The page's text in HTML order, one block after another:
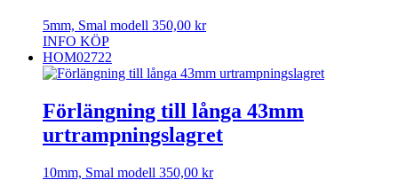
5mm, Smal modell 350,00 kr
INFO KÖP
HOM02722
Förlängning till långa 43mm
urtrampningslagret
10mm, Smal modell 350,00 kr